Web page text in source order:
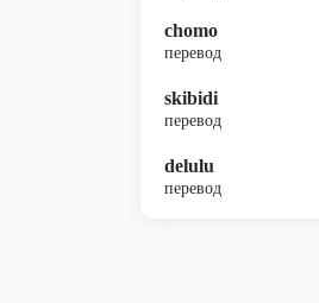
chomo
перевод
skibidi
перевод
delulu
перевод